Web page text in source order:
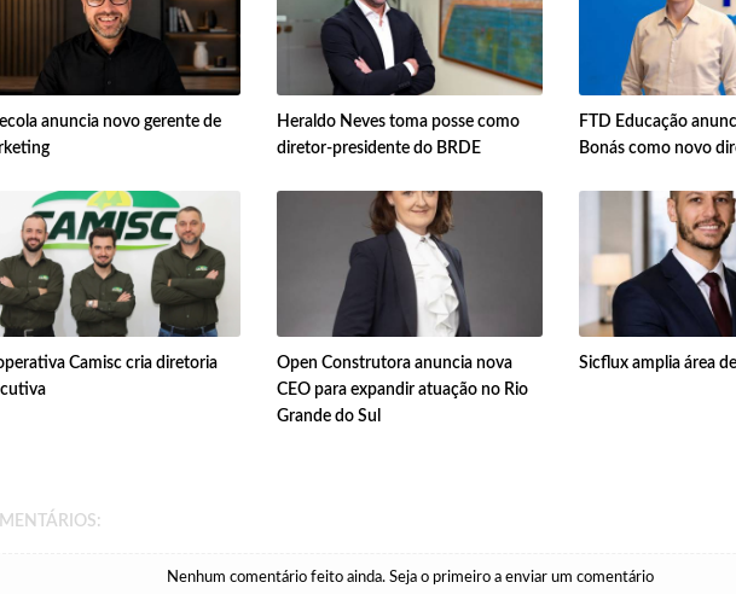
anuncia novo gerente de
Heraldo Neves toma posse como
diretor-presidente do BRDE
FTD Educação
Bonás como novo
Camisc cria diretoria
Open Construtora anuncia nova
CEO para expandir atuação no Rio
Grande do Sul
Sicflux amplia área
Nenhum comentário feito ainda. Seja o primeiro a enviar um comentário